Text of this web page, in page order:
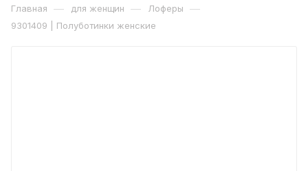
Главная — для женщин — Лоферы —
9301409 | Полуботинки женские